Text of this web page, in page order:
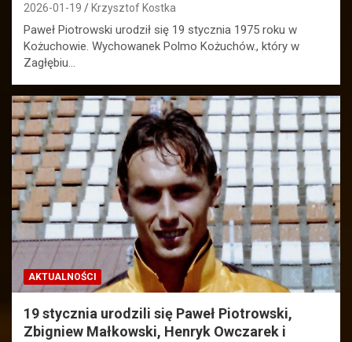
2026-01-19 Krzysztof Kostka
Paweł Piotrowski urodził się 19 stycznia 1975 roku w
Kożuchowie. Wychowanek Polmo Kożuchów., który w
Zagłębiu…
AKTUALNOŚCI
19 stycznia urodzili się Paweł Piotrowski,
Zbigniew Małkowski, Henryk Owczarek i